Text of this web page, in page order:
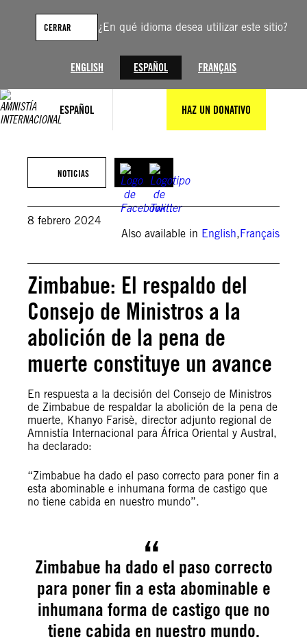
¿En qué idioma desea utilizar este sitio?
ENGLISH ESPAÑOL FRANÇAIS
CERRAR
ESPAÑOL HAZ UN DONATIVO
contenido
NOTICIAS
8 febrero 2024
Also available in English,Français
Zimbabue: El respaldo del
Consejo de Ministros a la
abolición de la pena de
muerte constituye un avance
En respuesta a la decisión del Consejo de Ministros
de Zimbabue de respaldar la abolición de la pena de
muerte, Khanyo Farisè, director adjunto regional de
Amnistía Internacional para África Oriental y Austral,
ha declarado:
“Zimbabue ha dado el paso correcto para poner fin a
esta abominable e inhumana forma de castigo que
no tiene cabida en nuestro mundo”.
Zimbabue ha dado el paso correcto
para poner fin a esta abominable e
inhumana forma de castigo que no
tiene cabida en nuestro mundo.